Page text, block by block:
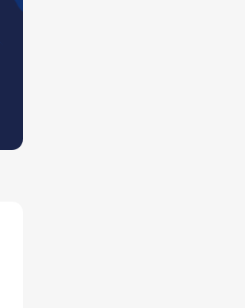
suu- ja leukakirurgia